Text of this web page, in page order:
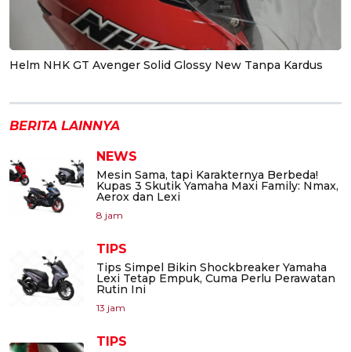
Helm NHK GT Avenger Solid Glossy New Tanpa Kardus
BERITA LAINNYA
NEWS
Mesin Sama, tapi Karakternya Berbeda!
Kupas 3 Skutik Yamaha Maxi Family: Nmax,
Aerox dan Lexi
8 jam
TIPS
Tips Simpel Bikin Shockbreaker Yamaha
Lexi Tetap Empuk, Cuma Perlu Perawatan
Rutin Ini
13 jam
TIPS